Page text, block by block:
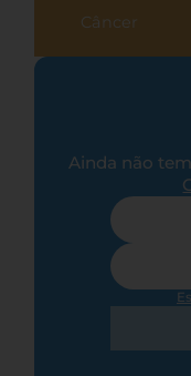
Câncer
Ainda não